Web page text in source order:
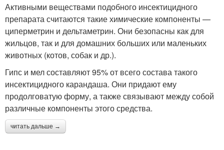
Активными веществами подобного инсектицидного
препарата считаются такие химические компоненты —
циперметрин и дельтаметрин. Они безопасны как для
жильцов, так и для домашних больших или маленьких
животных (котов, собак и др.).
Гипс и мел составляют 95% от всего состава такого
инсектицидного карандаша. Они придают ему
продолговатую форму, а также связывают между собой
различные компоненты этого средства.
читать дальше →